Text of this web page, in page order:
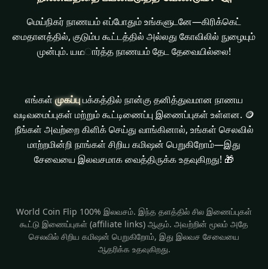
மெய்நிகர் நாணயம் எப்போதும் உங்களுடனே—கிரிக்கெட்
மைதானத்தில், குடும்ப கூட்டத்தில் அல்லது கோவிலில் நுழையும்
முன்பும். யഥார்த்த நாணயம் தேட தேவையில்லை!
எங்கள்முகப்புபக்கத்தில் நான்கு தனித்துவமான நாணய
வடிவமைப்புகள் மற்றும் கூட்டிணைப்பு இணைப்புகள் உள்ளன. 🪙
நீங்கள் அவற்றை கிளிக் செய்து வாங்கினால், உங்கள் செலவில்
மாற்றமின்றி நாங்கள் சிறிய கமிஷன் பெறுகிறோம்—இது
சேவையை இலவசமாக வைத்திருக்க உதவுகிறது! 🎁
World Coin Flip 100% இலவசம். இந்த தளத்தில் சில இணைப்புகள்
கூட்டு இணைப்புகள் (affiliate links) ஆகும். அவற்றின் மூலம் அதே
செலவில் சிறிய கமிஷன் பெறுகிறோம், இது இலவச சேவையை
ஆதரிக்க உதவுகிறது.